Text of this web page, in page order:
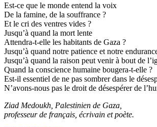
Est-ce que le monde entend la voix
De la famine, de la souffrance ?
Et le cri des ventres vides ?
Jusqu’à quand la mort lente
Attendra-t-elle les habitants de Gaza ?
Jusqu’à quand notre patience et notre
Jusqu’à quand la raison peut venir à bout de
Quand la conscience humaine bougera-t-elle ?
Est-il essentiel de ne pas sombrer dans le
N’avons-nous pas le droit de désespérer de
Ziad Medoukh, Palestinien de Gaza,
professeur de français, écrivain et poète.